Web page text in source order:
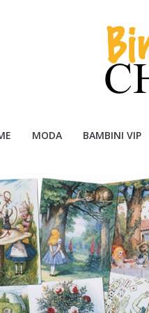
MODA BAMBINI VIP